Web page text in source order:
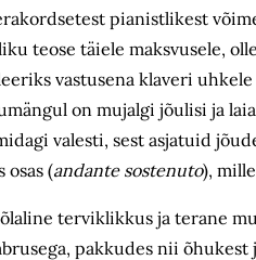
pianistlikest
teose täiele maksvusele,
vastusena klaveri
on mujalgi jõulisi ja
valesti, sest asjatuid
osas (andante sostenuto),
terviklikkus ja terane
pakkudes nii